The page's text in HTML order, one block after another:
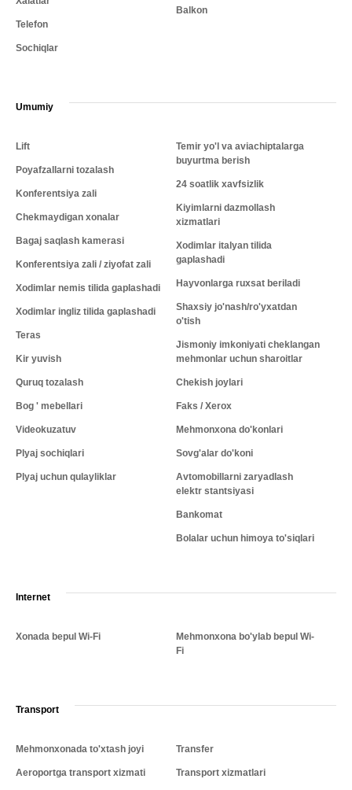
Telefon
Sochiqlar
Balkon
Umumiy
Lift
Poyafzallarni tozalash
Konferentsiya zali
Chekmaydigan xonalar
Bagaj saqlash kamerasi
Konferentsiya zali / ziyofat zali
Xodimlar nemis tilida gaplashadi
Xodimlar ingliz tilida gaplashadi
Teras
Kir yuvish
Quruq tozalash
Bog ' mebellari
Videokuzatuv
Plyaj sochiqlari
Plyaj uchun qulayliklar
Temir yo'l va aviachiptalarga
buyurtma berish
24 soatlik xavfsizlik
Kiyimlarni dazmollash
xizmatlari
Xodimlar italyan tilida
gaplashadi
Hayvonlarga ruxsat beriladi
Shaxsiy jo'nash/ro'yxatdan
o'tish
Jismoniy imkoniyati cheklangan
mehmonlar uchun sharoitlar
Chekish joylari
Faks / Xerox
Mehmonxona do'konlari
Sovg'alar do'koni
Avtomobillarni zaryadlash
elektr stantsiyasi
Bankomat
Bolalar uchun himoya to'siqlari
Internet
Xonada bepul Wi-Fi
Mehmonxona bo'ylab bepul Wi-
Fi
Transport
Mehmonxonada to'xtash joyi
Aeroportga transport xizmati
Transfer
Transport xizmatlari